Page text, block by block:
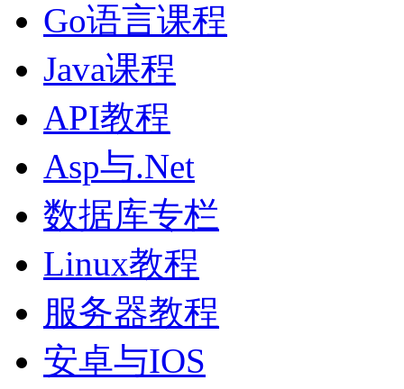
Go语言课程
Java课程
API教程
Asp与.Net
数据库专栏
Linux教程
服务器教程
安卓与IOS